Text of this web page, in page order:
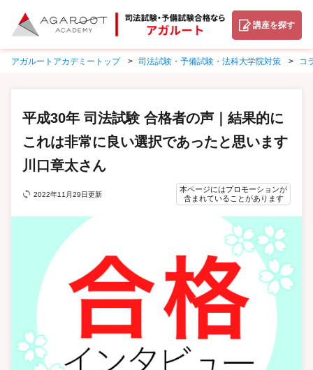
講座を探す
アガルートアカデミートップ 司法試験・予備試験・法科大学院対策 コ
平成30年 司法試験 合格者の声｜結果的に
これは非常に良い選択であったと思います
川口章太さん
2022年11月29日更新
本ページにはプロモーションが
含まれていることがあります